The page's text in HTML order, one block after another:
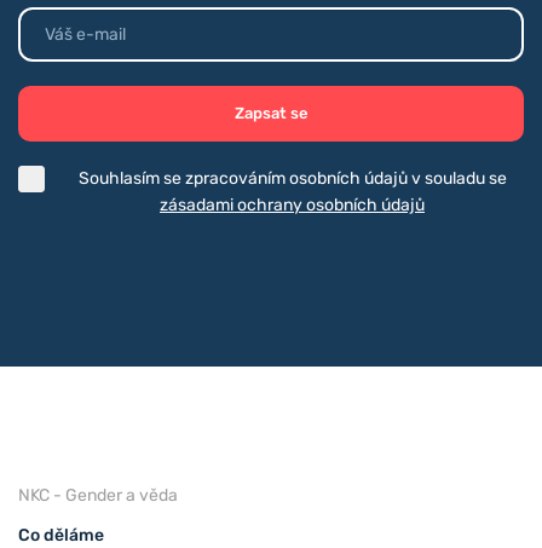
Zapsat se
Souhlasím se zpracováním osobních údajů v souladu se
zásadami ochrany osobních údajů
NKC - Gender a věda
Co děláme